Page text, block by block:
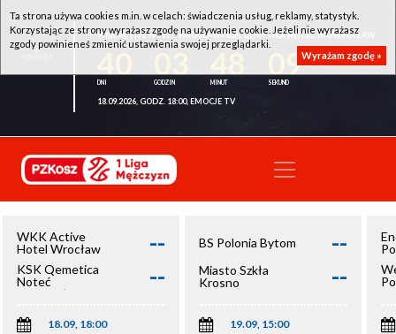
WKK ACTIVE HOTEL WROCŁAW - KSK QEMETICA NOTEĆ INOWROCŁAW
09
18.09.2026, GODZ. 18:00, EMOCJE TV
WKK Active
Hotel Wrocław
--
KSK Qemetica
Noteć
Inowrocław
--
18.09, 18:00
BS Polonia Bytom --
Miasto Szkła
Krosno
--
19.09, 15:00
Ta strona używa cookies m.in. w celach: świadczenia usług, reklamy, statystyk.
Korzystając ze strony wyrażasz zgodę na używanie cookie. Jeżeli nie wyrażasz
zgody powinieneś zmienić ustawienia swojej przeglądarki.
Wyrażam zgodę »